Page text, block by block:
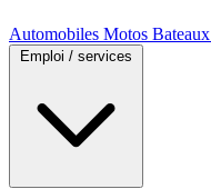
Automobiles Motos Bateaux
Emploi / services